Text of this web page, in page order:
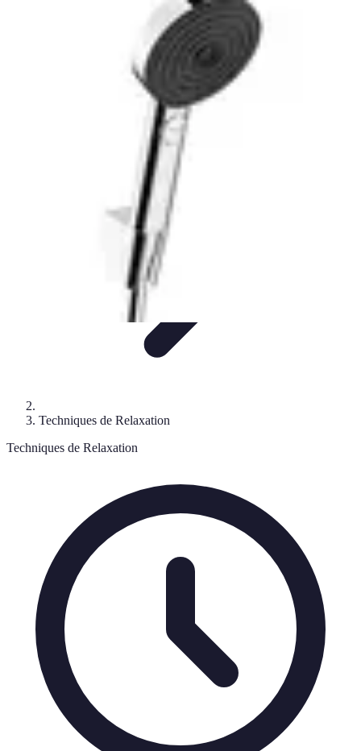
Conseils Pratiques
Routine
Routines
Relaxations Rapides
Techniques de Relaxation
Techniques de Relaxation